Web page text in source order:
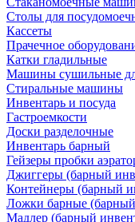
Столы для
Кассеты
Прачечное
Катки гладильные
Машины сушильные
Стиральные машины
Инвентарь и посуда
Гастроемкости
Доски разделочные
Инвентарь барный
Гейзеры пробки
Джиггеры (барный
Контейнеры (барный
Ложки барные
Мадлер (барный